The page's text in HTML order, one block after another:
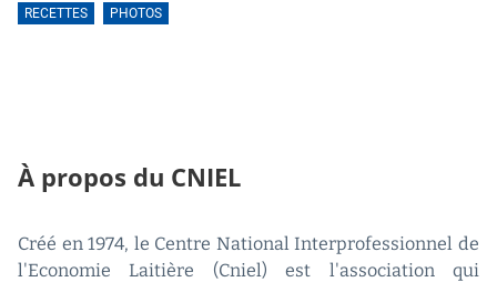
RECETTES PHOTOS
À propos du CNIEL
Créé en 1974, le Centre National Interprofessionnel de
l'Economie Laitière (Cniel) est l'association qui